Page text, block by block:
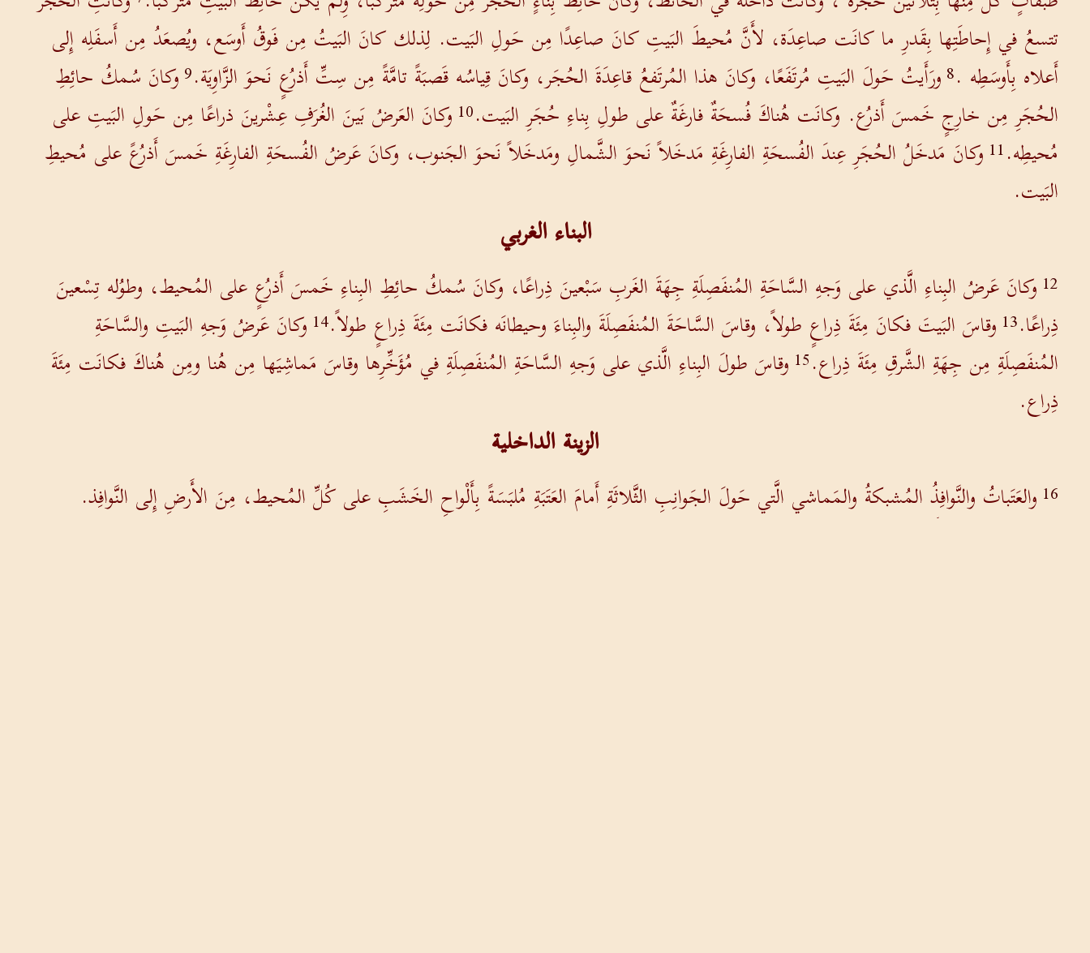
تتسعُ في إِحاطَتِها بِقَدرِ ما كانَت صاعِدَة، لأَنَّ مُحيطَ البَيتِ كانَ صاعِدًا مِن حَولِ البَيت. لِذلك كانَ البَيتُ مِن فَوقُ أَوسَع، ويُصعَدُ مِن أَسفَلِه إِلى
أَعلاه بِأَوسَطِه .8ورَأَيتُ حَولَ البَيتِ مُرتَفَعًا، وكانَ هذا المُرتَفعُ قاعِدَةَ الحُجَر، وكانَ قِياسُه قَصبَةً تامَّةً مِن سِتِّ أَذرُعٍ نَحوَ الزَّاوِيَة.9وكانَ سُمكُ حائِطِ
الحُجَرِ مِن خارِجٍ خَمسَ أَذرُع. وكانَت هُناكَ فُسحَةٌ فارغَةٌ على طولِ بِناءِ حُجَرِ البَيت.10 وكانَ العَرضُ بَينَ الغُرَفِ عِشْرينَ ذراعًا مِن حَولِ البَيتِ على
مُحيطِه.11 وكانَ مَدخَلُ الحُجَرِ عِندَ الفُسحَةِ الفارِغَةِ مَدخَلاً نَحوَ الشَّمالِ ومَدخَلاً نَحوَ الجَنوب، وكانَ عَرضُ الفُسحَةِ الفارِغَةِ خَمسَ أَذرُعً على مُحيطِ
البَيت.
البناء الغربي
12 وكانَ عَرضُ البِناءِ الَّذي على وَجهِ السَّاحَةِ المُنفَصِلَةِ جِهَةَ الغَربِ سَبْعينَ ذِراعًا، وكانَ سُمكُ حائِطِ البِناءِ خَمسَ أَذرُعٍ على المُحيط، وطوُله تِسْعينَ
ذِراعًا.13 وقاسَ البَيتَ فكانَ مِئَةَ ذِراعٍ طولاً، وقاسَ السَّاحَةَ المُنفَصِلَةَ والبِناءَ وحيطانَه فكانَت مِئَةَ ذِراعٍ طولاً.14 وكانَ عَرضُ وَجهِ البَيتِ والسَّاحَةِ
المُنفَصِلَةِ مِن جِهَةِ الشَّرقِ مِئَةَ ذِراع.15 وقاسَ طولَ البِناءِ الَّذي على وَجهِ السَّاحَةِ المُنفَصِلَةِ في مُؤَخِّرِها وقاسَ مَماشِيَها مِن هُنا ومِن هُناكَ فكانَت مِئَةَ
ذِراع.
الزينة الداخلية
16 والعَتَباتُ والنَّوافِذُ المُشبكةُ والمَماشي الَّتي حَولَ الجَوانِبِ الثَّلاثَةِ أَمامَ العَتَبَةِ مُلبَسَةً بِأَلْواحِ الخَشَبِ على كُلِّ المُحيط، مِنَ الأَرضِ إِلى النَّوافِذ.